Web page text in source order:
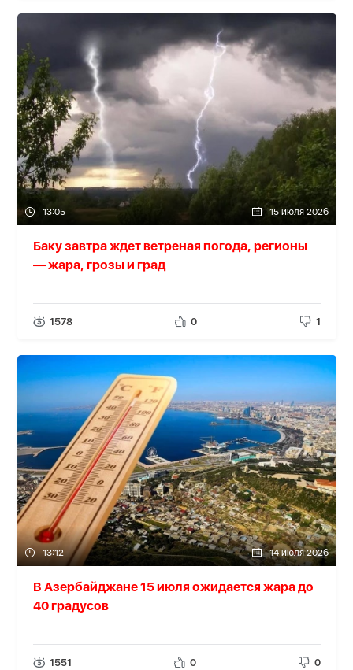
13:05 15 июля 2026
Баку завтра ждет ветреная погода, регионы
— жара, грозы и град
1578 0 1
13:12 14 июля 2026
В Азербайджане 15 июля ожидается жара до
40 градусов
1551 0 0